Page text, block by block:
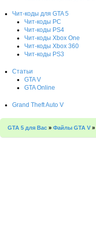
Чит-коды для GTA 5
Чит-коды PC
Чит-коды PS4
Чит-коды Xbox One
Чит-коды Xbox 360
Чит-коды PS3
Статьи
GTA V
GTA Online
Grand Theft Auto V
GTA 5 для Вас » Файлы GTA V »